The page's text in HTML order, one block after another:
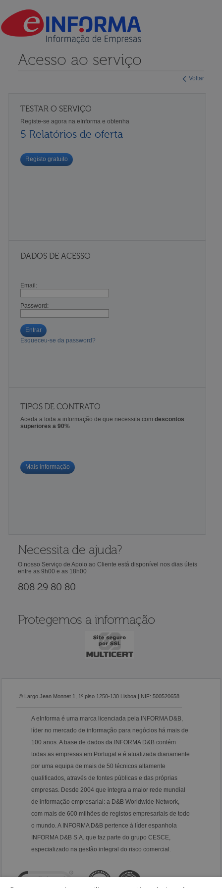
Voltar
Acesso ao serviço
TESTAR O SERVIÇO
Registe-se agora na eInforma e obtenha
5 Relatórios de oferta
Registo gratuito
DADOS DE ACESSO
Email:
Password:
Entrar
Esqueceu-se da password?
TIPOS DE CONTRATO
Aceda a toda a informação de que necessita com descontos
superiores a 90%
Mais informação
Necessita de ajuda?
O nosso Serviço de Apoio ao Cliente está disponível nos dias úteis
entre as 9h00 e as 18h00
808 29 80 80
Protegemos a informação
© Largo Jean Monnet 1, 1º piso 1250-130 Lisboa | NIF: 500520658
A eInforma é uma marca licenciada pela INFORMA D&B,
líder no mercado de informação para negócios há mais de
100 anos. A base de dados da INFORMA D&B contém
todas as empresas em Portugal e é atualizada diariamente
por uma equipa de mais de 50 técnicos altamente
qualificados, através de fontes públicas e das próprias
empresas. Desde 2004 que integra a maior rede mundial
de informação empresarial: a D&B Worldwide Network,
com mais de 600 milhões de registos empresariais de todo
o mundo. A INFORMA D&B pertence à líder espanhola
INFORMA D&B S.A. que faz parte do grupo CESCE,
especializado na gestão integral do risco comercial.